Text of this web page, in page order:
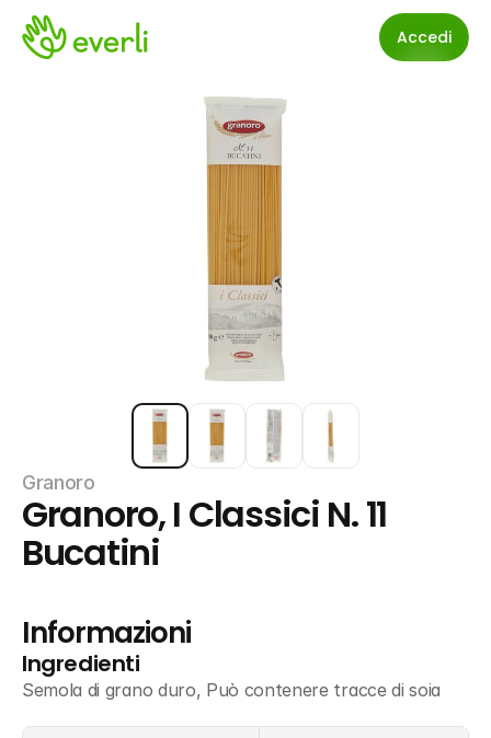
Accedi
Granoro
Granoro, I Classici N. 11
Bucatini
Informazioni
Ingredienti
Semola di grano duro, Può contenere tracce di soia